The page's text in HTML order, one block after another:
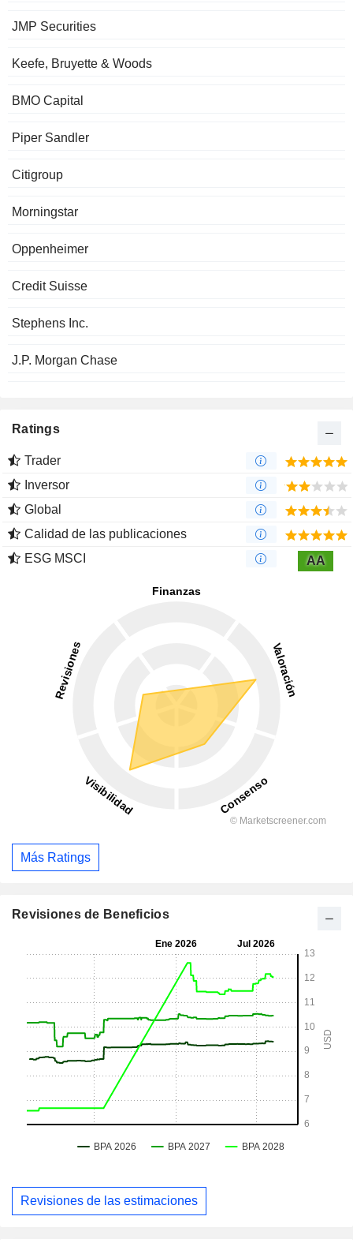
JMP Securities
Keefe, Bruyette & Woods
BMO Capital
Piper Sandler
Citigroup
Morningstar
Oppenheimer
Credit Suisse
Stephens Inc.
J.P. Morgan Chase
Ratings
Trader
Inversor
Global
Calidad de las publicaciones
ESG MSCI
AA
Más Ratings
Revisiones de Beneficios
Revisiones de las estimaciones